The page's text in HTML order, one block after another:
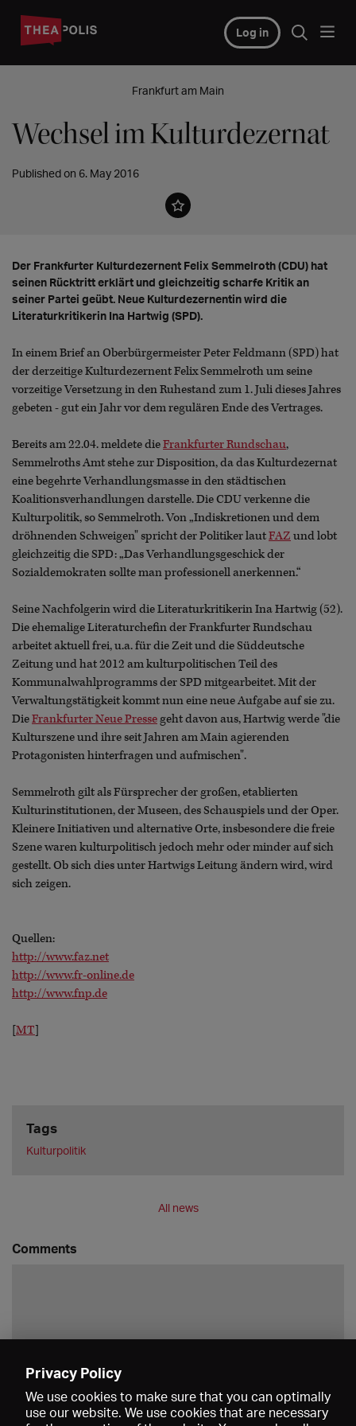
Log in
Frankfurt am Main
Wechsel im Kulturdezernat
Published on 6. May 2016
Der Frankfurter Kulturdezernent Felix Semmelroth (CDU) hat
seinen Rücktritt erklärt und gleichzeitig scharfe Kritik an
seiner Partei geübt. Neue Kulturdezernentin wird die
Literaturkritikerin Ina Hartwig (SPD).
In einem Brief an Oberbürgermeister Peter Feldmann (SPD) hat
der derzeitige Kulturdezernent Felix Semmelroth um seine
vorzeitige Versetzung in den Ruhestand zum 1. Juli dieses Jahres
gebeten - gut ein Jahr vor dem regulären Ende des Vertrages.
Bereits am 22.04. meldete dieFrankfurter Rundschau,
Semmelroths Amt stehe zur Disposition, da das Kulturdezernat
eine begehrte Verhandlungsmasse in den städtischen
Koalitionsverhandlungen darstelle. Die CDU verkenne die
Kulturpolitik, so Semmelroth. Von „Indiskretionen und dem
dröhnenden Schweigen" spricht der Politiker lautFAZ und lobt
gleichzeitig die SPD: „Das Verhandlungsgeschick der
Sozialdemokraten sollte man professionell anerkennen.“
Seine Nachfolgerin wird die Literaturkritikerin Ina Hartwig (52).
Die ehemalige Literaturchefin der Frankfurter Rundschau
arbeitet aktuell frei, u.a. für die Zeit und die Süddeutsche
Zeitung und hat 2012 am kulturpolitischen Teil des
Kommunalwahlprogramms der SPD mitgearbeitet. Mit der
Verwaltungstätigkeit kommt nun eine neue Aufgabe auf sie zu.
DieFrankfurter Neue Pressegeht davon aus, Hartwig werde "die
Kulturszene und ihre seit Jahren am Main agierenden
Protagonisten hinterfragen und aufmischen".
Semmelroth gilt als Fürsprecher der großen, etablierten
Kulturinstitutionen, der Museen, des Schauspiels und der Oper.
Kleinere Initiativen und alternative Orte, insbesondere die freie
Szene waren kulturpolitisch jedoch mehr oder minder auf sich
gestellt. Ob sich dies unter Hartwigs Leitung ändern wird, wird
sich zeigen.
Quellen:
http://www.faz.net
http://www.fr-online.de
http://www.fnp.de
[MT]
Tags
Kulturpolitik
All news
Comments
Privacy Policy
We use cookies to make sure that you can optimally
use our website. We use cookies that are necessary